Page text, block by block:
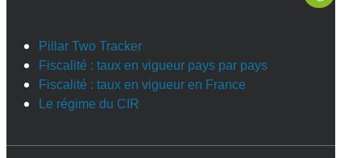
Pillar Two Tracker
Fiscalité : taux en vigueur pays par pays
Fiscalité : taux en vigueur en France
Le régime du CIR